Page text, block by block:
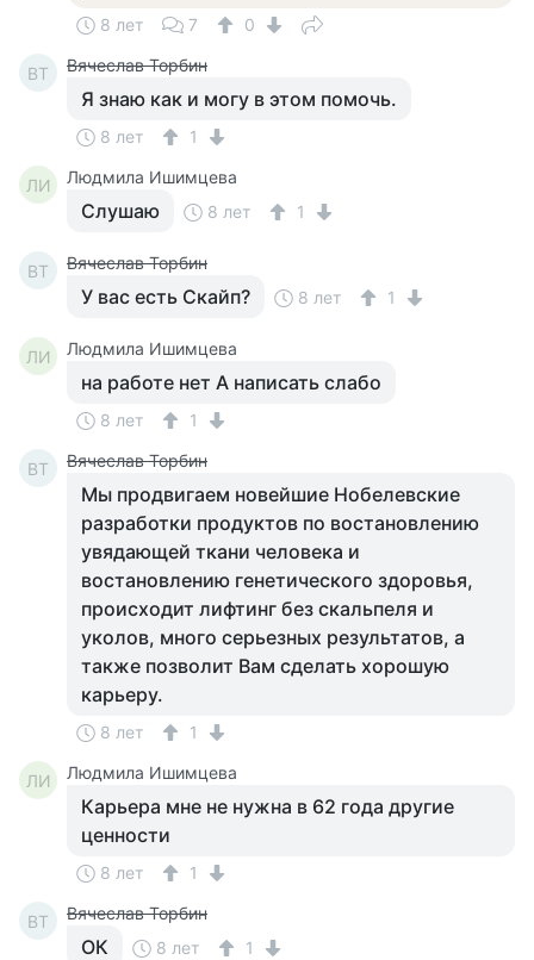
8 лет 7 0
ВТ Вячеслав Торбин
Я знаю как и могу в этом помочь.
8 лет 1
ЛИ Людмила Ишимцева
Слушаю 8 лет 1
ВТ Вячеслав Торбин
У вас есть Скайп? 8 лет 1
ЛИ Людмила Ишимцева
на работе нет А написать слабо
8 лет 1
ВТ Вячеслав Торбин
Мы продвигаем новейшие Нобелевские
разработки продуктов по востановлению
увядающей ткани человека и
востановлению генетического здоровья,
происходит лифтинг без скальпеля и
уколов, много серьезных результатов, а
также позволит Вам сделать хорошую
карьеру.
8 лет 1
ЛИ Людмила Ишимцева
Карьера мне не нужна в 62 года другие
ценности
8 лет 1
ВТ Вячеслав Торбин
ОК 8 лет 1